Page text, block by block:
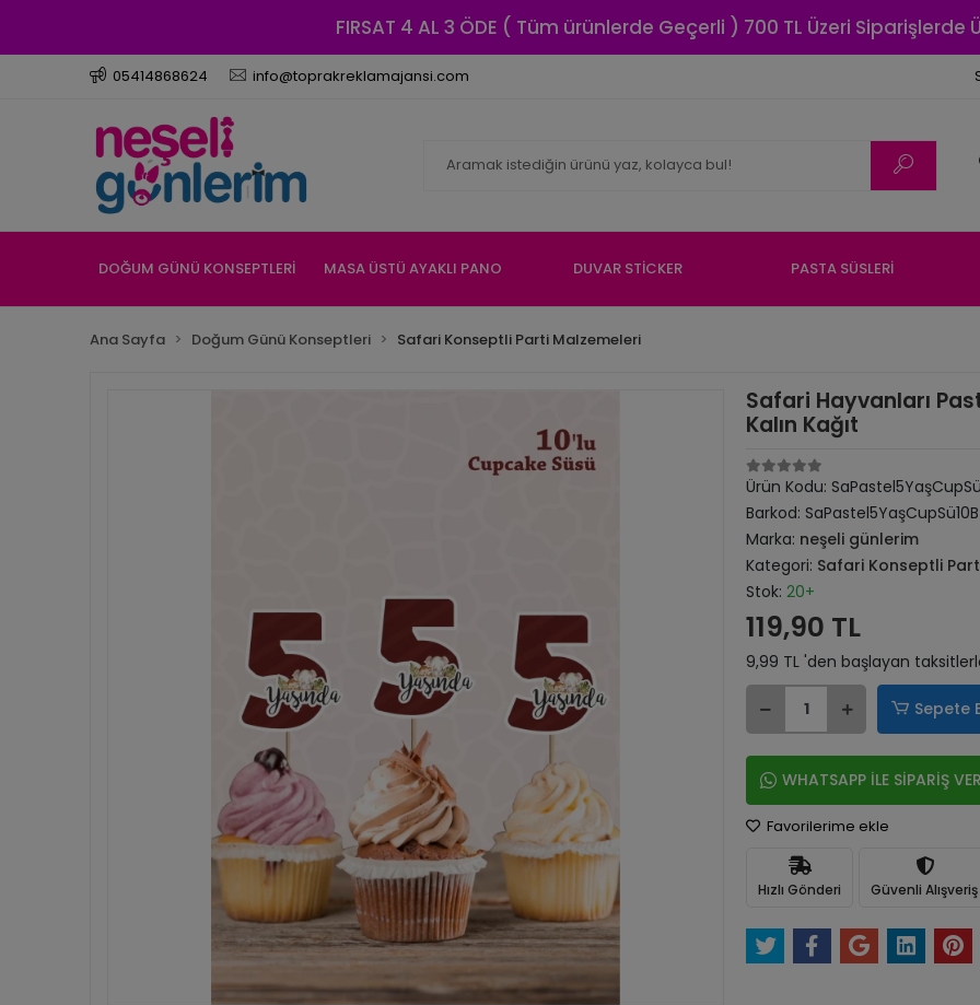
FIRSAT 4 AL 3 ÖDE ( Tüm ürünlerde Geçerli ) 700 TL Üzeri Siparişlerde
05414868624 info@toprakreklamajansi.com
DOĞUM GÜNÜ KONSEPTLERİ MASA ÜSTÜ AYAKLI PANO DUVAR STİCKER PASTA SÜSLERİ
Ana Sayfa Doğum Günü Konseptleri Safari Konseptli Parti Malzemeleri
Safari Hayvanları
Kalın Kağıt
Ürün Kodu:
Barkod: SaPastel5YaşCupSü10B
Marka: neşeli günlerim
Kategori: Safari Konseptli
Stok: 20+
119,90 TL
9,99 TL 'den başlayan
Sepete
WHATSAPP İLE SİPARİŞ
Favorilerime ekle
Hızlı Gönderi Güvenli Alışveriş